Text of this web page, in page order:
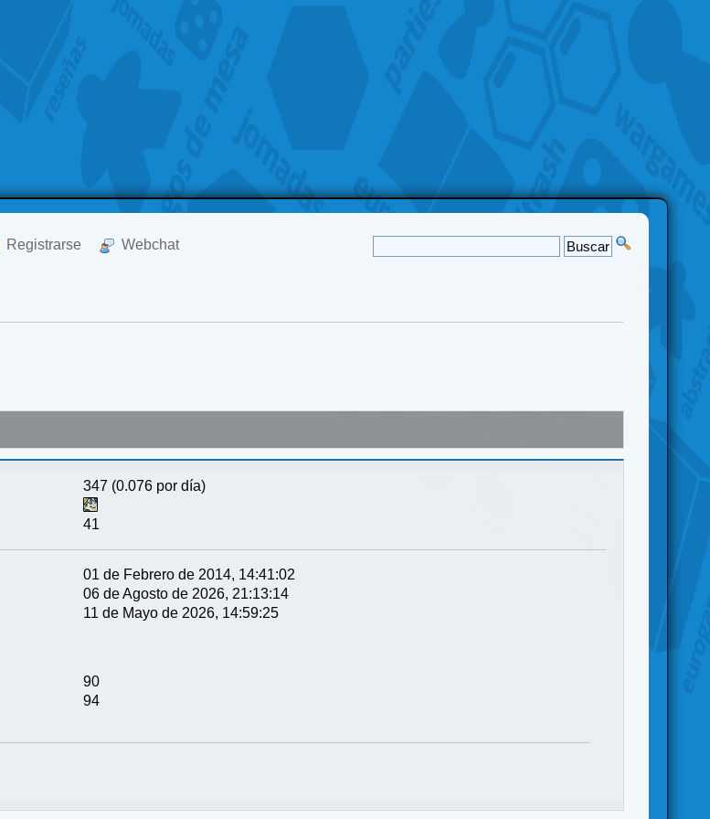
Registrarse Webchat
347 (0.076 por día)
41
01 de Febrero de 2014, 14:41:02
06 de Agosto de 2026, 21:13:14
11 de Mayo de 2026, 14:59:25
90
94